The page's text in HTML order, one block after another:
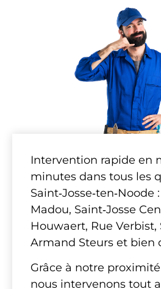
Intervention rapide en
minutes dans tous les
Madou, Saint‑Josse
Houwaert, Rue Verbist,
Armand Steurs et bien
Grâce à notre
nous intervenons tout